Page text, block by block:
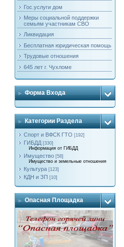
Гос.услуги дом
Меры социальной поддержки
семьям участникам СВО
Ликвидация
Бесплатная юридическая помощь
Трудовые отношения
645 лет г. Чухломе
Форма Входа
Категории Раздела
Спорт и ВФСК ГТО [192]
ГИБДД [330]
Информация от ГИБДД
Имущество [58]
Имущество и земельные отношения
Культура [123]
КДН и ЗП [10]
Опасная Площадка